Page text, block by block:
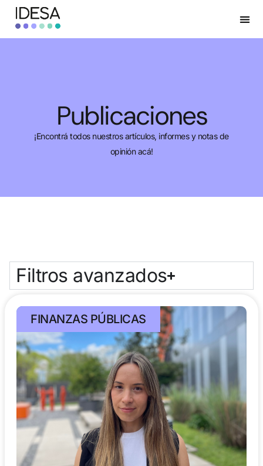
Publicaciones
¡Encontrá todos nuestros artículos, informes y notas de
opinión acá!
Filtros avanzados
FINANZAS PÚBLICAS